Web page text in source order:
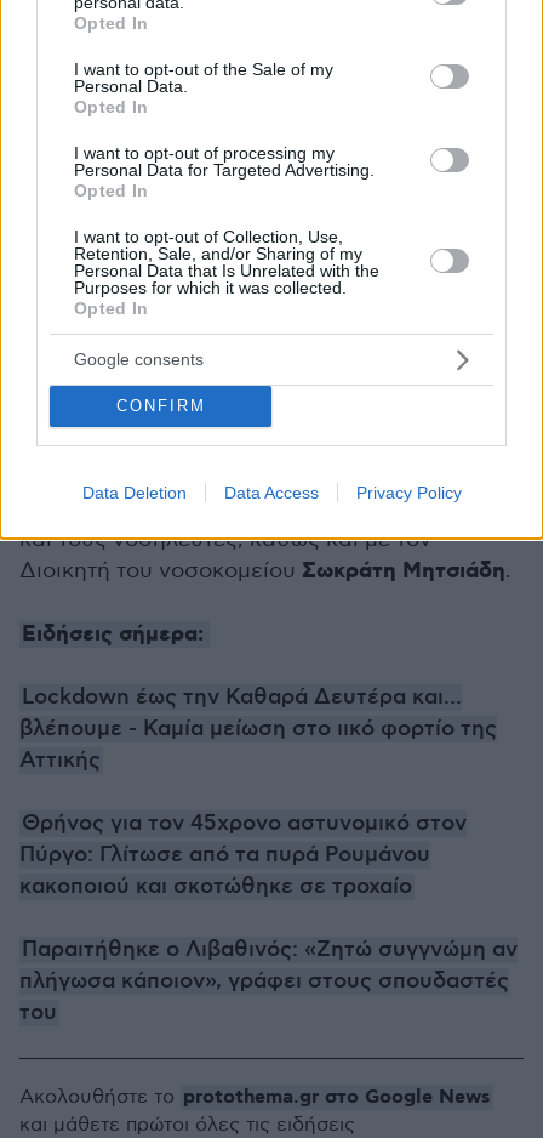
grant or deny consent to Google and its third-party tags to
use your data for below specified purposes in below Google
consent section.
Opted In
I want to opt-out of the Sale of my
Personal Data.
Opted In
I want to opt-out of processing my
Personal Data for Targeted Advertising.
Opted In
I want to opt-out of Collection, Use,
Retention, Sale, and/or Sharing of my
Personal Data that Is Unrelated with the
Purposes for which it was collected.
Opted In
Google consents
CONFIRM
Data Deletion Data Access Privacy Policy
Ο Κυριάκος Μητσοτάκης προσέθεσε ότιαπό
αυξηθεί σημαντικά.«Άρα, θα μπορούμε να
προχωράμε και πολύ πιο γρήγορα»,
H κ. Νταγάνου σημείωσε ότι από τις 26
Οκτωβρίου που άρχισε να λειτουργεί η νέα
για ασθενείς με Covid έχουν νοσηλευτεί
μέχρι σήμερα 220 άνθρωποι.
Ο Πρωθυπουργός, τον οποίο συνόδευε ο
Αναπληρωτής Υπουργός ΥγείαςΒασίλης
της νέας ΜΕΘ Μαρία Νταγάνου, τους γιατρούς
και τους νοσηλευτές, καθώς και με τον
Διοικητή του νοσοκομείου Σωκράτη Μητσιάδη.
Ειδήσεις σήμερα:
Lockdown έως την Καθαρά Δευτέρα και...
βλέπουμε - Καμία μείωση στο ιικό φορτίο της
Αττικής
Θρήνος για τον 45χρονο αστυνομικό στον
Πύργο: Γλίτωσε από τα πυρά Ρουμάνου
κακοποιού και σκοτώθηκε σε τροχαίο
Παραιτήθηκε ο Λιβαθινός: «Ζητώ συγγνώμη αν
πλήγωσα κάποιον», γράφει στους σπουδαστές
του
Ακολουθήστε το protothema.gr στο Google News
και μάθετε πρώτοι όλες τις ειδήσεις